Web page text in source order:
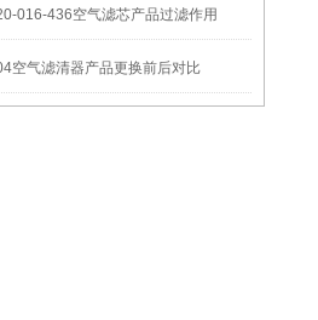
016-436空气滤芯产品过滤作用
空气滤清器产品更换前后对比